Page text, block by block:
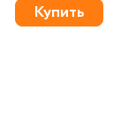
Купить